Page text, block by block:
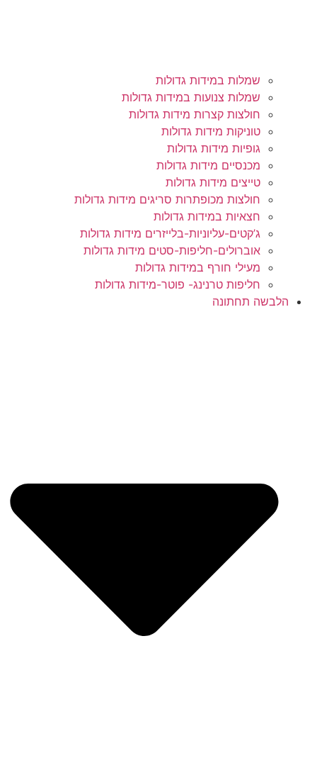
שמלות במידות גדולות
שמלות צנועות במידות גדולות
חולצות קצרות מידות גדולות
טוניקות מידות גדולות
גופיות מידות גדולות
מכנסיים מידות גדולות
טייצים מידות גדולות
חולצות מכופתרות סריגים מידות גדולות
חצאיות במידות גדולות
ג’קטים-עליוניות-בלייזרים מידות גדולות
אוברולים-חליפות-סטים מידות גדולות
מעילי חורף במידות גדולות
חליפות טרנינג- פוטר-מידות גדולות
תחתונה